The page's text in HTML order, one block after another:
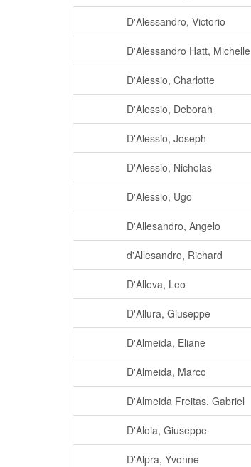
D'Alessandro, Victorio
D'Alessandro Hatt, Michelle
D'Alessio, Charlotte
D'Alessio, Deborah
D'Alessio, Joseph
D'Alessio, Nicholas
D'Alessio, Ugo
D'Allesandro, Angelo
d'Allesandro, Richard
D'Alleva, Leo
D'Allura, Giuseppe
D'Almeida, Eliane
D'Almeida, Marco
D'Almeida Freitas, Gabriel
D'Aloia, Giuseppe
D'Alpra, Yvonne